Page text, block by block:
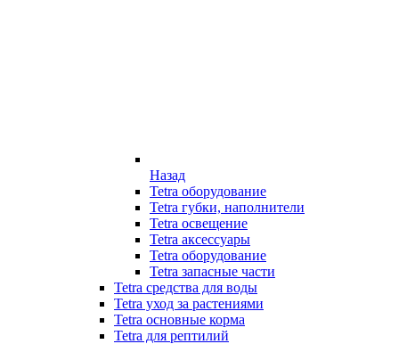
Назад
Tetra оборудование
Tetra губки, наполнители
Tetra освещение
Tetra аксессуары
Tetra оборудование
Tetra запасные части
Tetra средства для воды
Tetra уход за растениями
Tetra основные корма
Tetra для рептилий